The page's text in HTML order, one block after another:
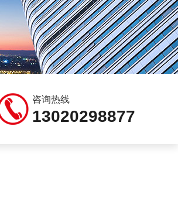
咨询热线
13020298877